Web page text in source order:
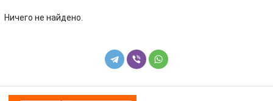
Ничего не найдено.